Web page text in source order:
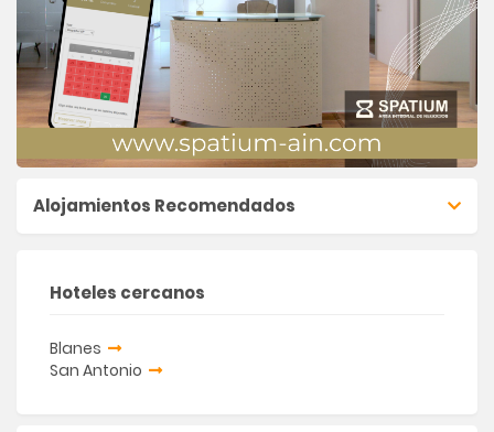
Alojamientos Recomendados
Hoteles cercanos
Blanes
San Antonio